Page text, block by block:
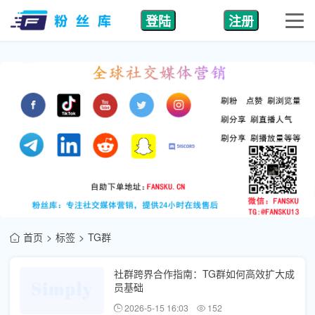
登陆 注册
首页 标签 TG群
社群跨界合作指南：TG群如何高效扩大成
员基础
2026-5-15 16:03 152